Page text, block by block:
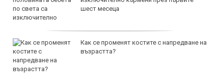
шест месеца
Как се променят костите с напредване на
възрастта?